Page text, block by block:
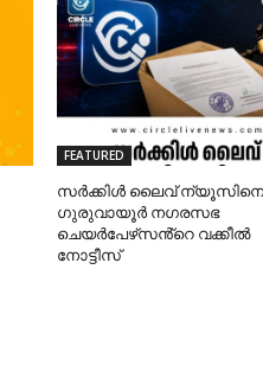
FEATURED
സർക്കിൾ ലൈവ്
ഗുരുവായൂർ നഗരസഭ
ചെയർപേഴ്‌സൻ്റെ വക്കീൽ
നോട്ടീസ്